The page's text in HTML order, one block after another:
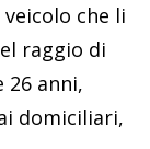
che li
raggio di
26 anni,
domiciliari,